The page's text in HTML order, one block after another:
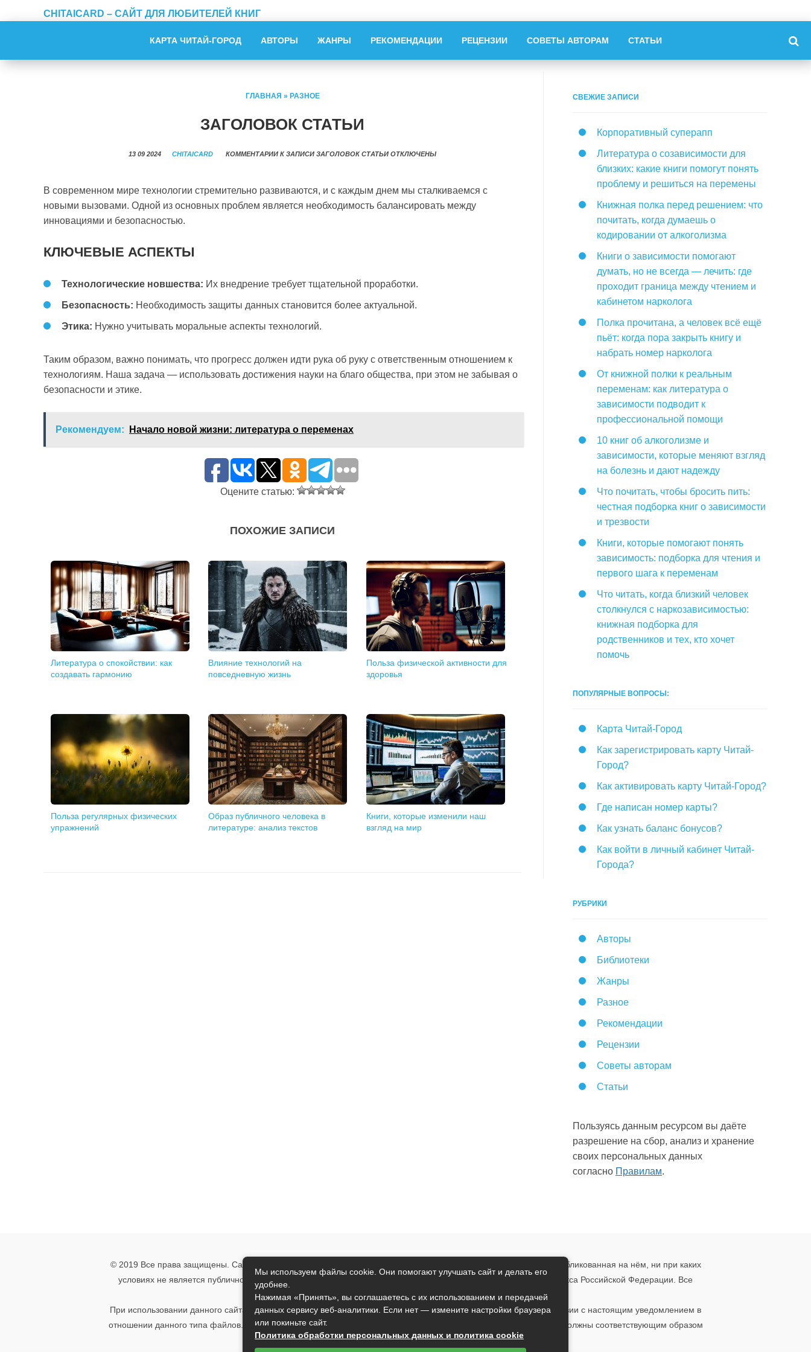
CHITAICARD – САЙТ ДЛЯ ЛЮБИТЕЛЕЙ КНИГ
КАРТА ЧИТАЙ-ГОРОД АВТОРЫ ЖАНРЫ РЕКОМЕНДАЦИИ РЕЦЕНЗИИ СОВЕТЫ АВТОРАМ СТАТЬИ
ГЛАВНАЯ » РАЗНОЕ
ЗАГОЛОВОК СТАТЬИ
13 09 2024 CHITAICARD КОММЕНТАРИИ К ЗАПИСИ ЗАГОЛОВОК СТАТЬИ ОТКЛЮЧЕНЫ
В современном мире технологии стремительно развиваются, и с каждым днем мы сталкиваемся с
новыми вызовами. Одной из основных проблем является необходимость балансировать между
инновациями и безопасностью.
КЛЮЧЕВЫЕ АСПЕКТЫ
Технологические новшества: Их внедрение требует тщательной проработки.
Безопасность: Необходимость защиты данных становится более актуальной.
Этика: Нужно учитывать моральные аспекты технологий.
Таким образом, важно понимать, что прогресс должен идти рука об руку с ответственным отношением к
технологиям. Наша задача — использовать достижения науки на благо общества, при этом не забывая о
безопасности и этике.
Рекомендуем: Начало новой жизни: литература о переменах
Оцените статью:
ПОХОЖИЕ ЗАПИСИ
Литература о спокойствии: как
создавать гармонию
Влияние технологий на
повседневную жизнь
Польза физической активности для
здоровья
Польза регулярных физических
упражнений
Образ публичного человека в
литературе: анализ текстов
Книги, которые изменили наш
взгляд на мир
СВЕЖИЕ ЗАПИСИ
Корпоративный суперапп
Литература о созависимости для
близких: какие книги помогут понять
проблему и решиться на перемены
Книжная полка перед решением: что
почитать, когда думаешь о
кодировании от алкоголизма
Книги о зависимости помогают
думать, но не всегда — лечить: где
проходит граница между чтением и
кабинетом нарколога
Полка прочитана, а человек всё ещё
пьёт: когда пора закрыть книгу и
набрать номер нарколога
От книжной полки к реальным
переменам: как литература о
зависимости подводит к
профессиональной помощи
10 книг об алкоголизме и
зависимости, которые меняют взгляд
на болезнь и дают надежду
Что почитать, чтобы бросить пить:
честная подборка книг о зависимости
и трезвости
Книги, которые помогают понять
зависимость: подборка для чтения и
первого шага к переменам
Что читать, когда близкий человек
столкнулся с наркозависимостью:
книжная подборка для
родственников и тех, кто хочет
помочь
ПОПУЛЯРНЫЕ ВОПРОСЫ:
Карта Читай-Город
Как зарегистрировать карту Читай-
Город?
Как активировать карту Читай-Город?
Где написан номер карты?
Как узнать баланс бонусов?
Как войти в личный кабинет Читай-
Города?
РУБРИКИ
Авторы
Библиотеки
Жанры
Разное
Рекомендации
Рецензии
Советы авторам
Статьи
Пользуясь данным ресурсом вы даёте
разрешение на сбор, анализ и хранение
своих персональных данных
согласно Правилам.
© 2019 Все права защищены. Сайт носит исключительно информационный характер и никакая информация, опубликованная на нём, ни при каких
условиях не является публичной офертой, определяемой положениями пункта 2 статьи 437 Гражданского кодекса Российской Федерации. Все
указанные условия могут быть изменены без предварительного уведомления.
При использовании данного сайта, вы подтверждаете свое согласие на использование файлов cookie в соответствии с настоящим уведомлением в
отношении данного типа файлов. Если вы не согласны с тем, чтобы мы использовали данный тип файлов, то вы должны соответствующим образом
установить настройки вашего браузера или не использовать сайт.
Мы используем файлы cookie. Они помогают улучшать сайт и делать его
удобнее.
Нажимая «Принять», вы соглашаетесь с их использованием и передачей
данных сервису веб-аналитики. Если нет — измените настройки браузера
или покиньте сайт.
Политика обработки персональных данных и политика cookie